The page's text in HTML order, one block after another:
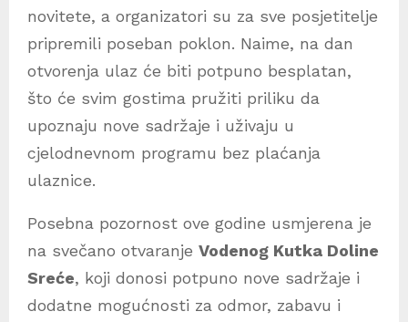
novitete, a organizatori su za sve posjetitelje
pripremili poseban poklon. Naime, na dan
otvorenja ulaz će biti potpuno besplatan,
što će svim gostima pružiti priliku da
upoznaju nove sadržaje i uživaju u
cjelodnevnom programu bez plaćanja
ulaznice.
Posebna pozornost ove godine usmjerena je
na svečano otvaranje Vodenog Kutka Doline
Sreće, koji donosi potpuno nove sadržaje i
dodatne mogućnosti za odmor, zabavu i